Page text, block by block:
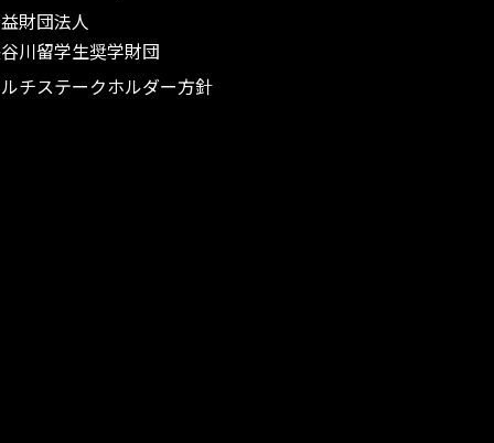
財団法人
川留学生奨学財団
チステークホルダー方針